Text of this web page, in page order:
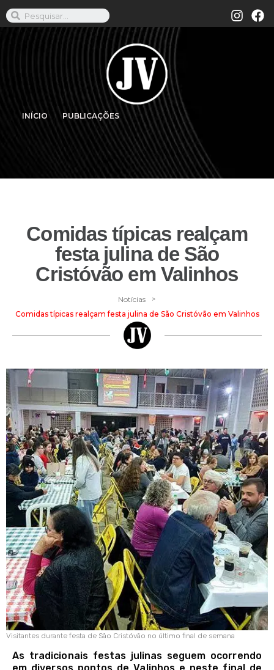
INÍCIO PUBLICAÇÕES
Comidas típicas realçam
festa julina de São
Cristóvão em Valinhos
Notícias >
Comidas típicas realçam festa julina de São Cristóvão em Valinhos
Visitantes durante festa de São Cristóvão no último final de semana
As tradicionais festas julinas seguem ocorrendo